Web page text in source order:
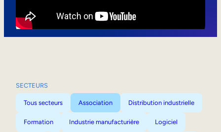
SECTEURS
Tous secteurs Association Distribution industrielle
Formation Industrie manufacturière Logiciel